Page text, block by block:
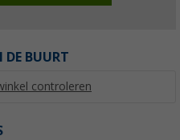
DE BUURT
controleren